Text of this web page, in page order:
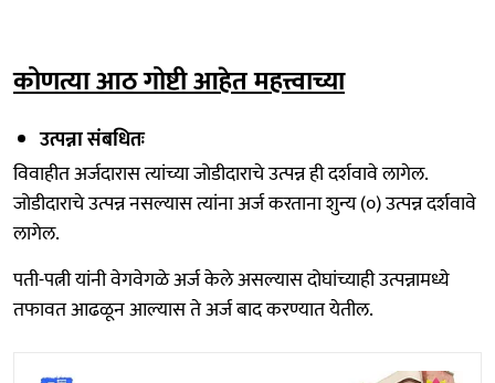
कोणत्या आठ गोष्टी आहेत महत्त्वाच्या
उत्पन्ना संबधितः
विवाहीत अर्जदारास त्यांच्या जोडीदाराचे उत्पन्न ही दर्शवावे लागेल.
जोडीदाराचे उत्पन्न नसल्यास त्यांना अर्ज करताना शुन्य (०) उत्पन्न दर्शवावे
लागेल.
पती-पत्नी यांनी वेगवेगळे अर्ज केले असल्यास दोघांच्याही उत्पन्नामध्ये
तफावत आढळून आल्यास ते अर्ज बाद करण्यात येतील.